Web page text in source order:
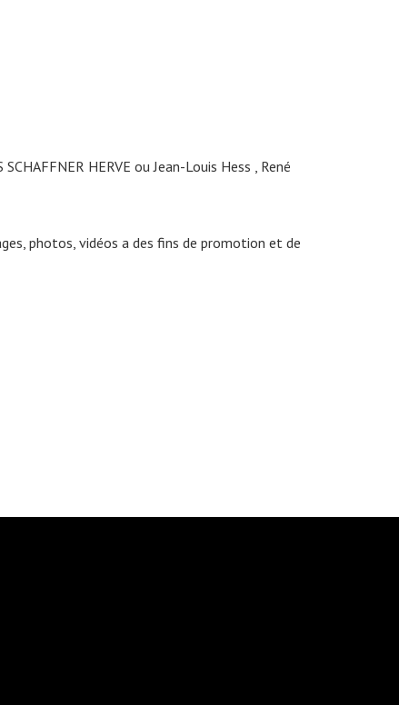
HERVE ou Jean-Louis Hess , René
photos, vidéos a des fins de promotion et de